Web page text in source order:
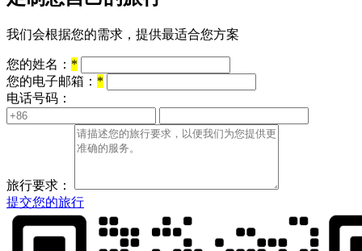
我们会根据您的需求，提供最适合您方案
您的姓名： *
您的电子邮箱： *
电话号码：
旅行要求：
提交您的旅行